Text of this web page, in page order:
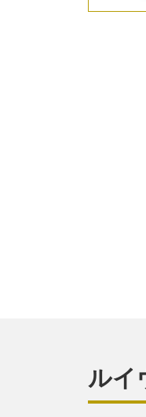
ルイ